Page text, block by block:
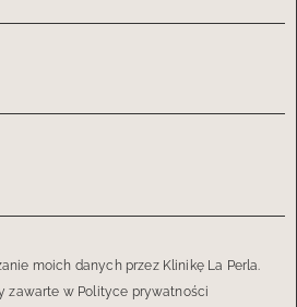
moich danych przez Klinikę La Perla.
zawarte w Polityce prywatności